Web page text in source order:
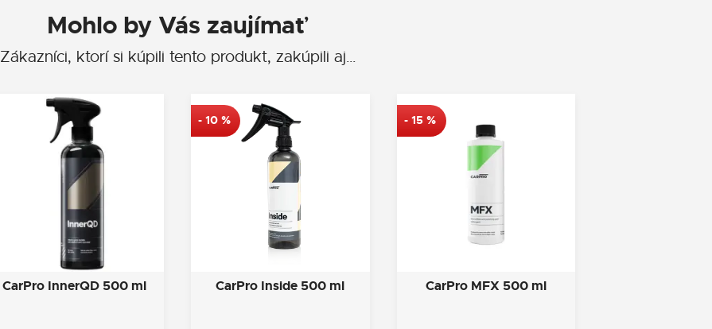
Mohlo by Vás zaujímať
Zákazníci, ktorí si kúpili tento produkt, zakúpili aj…
CarPro InnerQD 500 ml
- 10%
CarPro Inside 500 ml
- 15%
CarPro MFX 500 ml